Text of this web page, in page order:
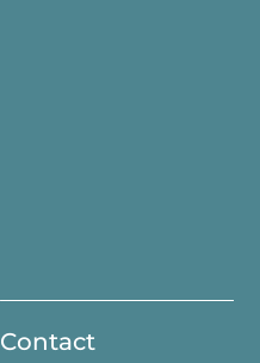
Contact